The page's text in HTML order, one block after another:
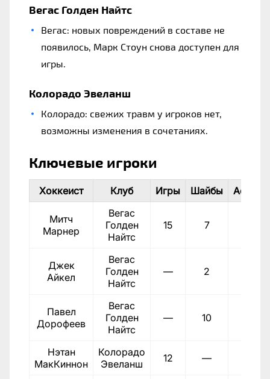
Вегас Голден Найтс
Вегас: новых повреждений в составе не
появилось, Марк Стоун снова доступен для
игры.
Колорадо Эвеланш
Колорадо: свежих травм у игроков нет,
возможны изменения в сочетаниях.
Ключевые игроки
Хоккеист Клуб Игры Шайбы
Митч
Марнер
Вегас
Голден
Найтс
15 7
Джек
Айкел
Вегас
Голден
Найтс
— 2
Павел
Дорофеев
Вегас
Голден
Найтс
— 10
Нэтан
МакКиннон
Колорадо
Эвеланш
12 —